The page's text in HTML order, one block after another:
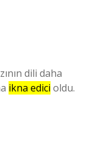
dili daha
ikna edici oldu.